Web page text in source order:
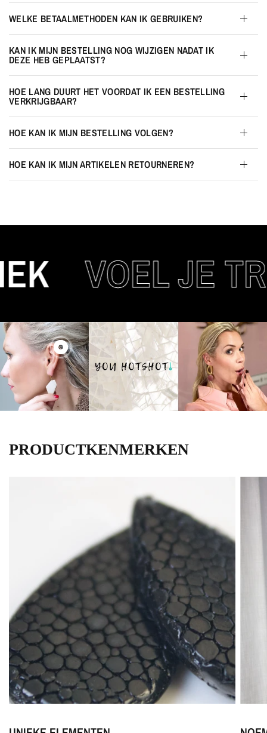
WELKE BETAALMETHODEN KAN IK GEBRUIKEN?
KAN IK MIJN BESTELLING NOG WIJZIGEN NADAT IK
DEZE HEB GEPLAATST?
HOE LANG DUURT HET VOORDAT IK EEN BESTELLING
VERKRIJGBAAR?
HOE KAN IK MIJN BESTELLING VOLGEN?
HOE KAN IK MIJN ARTIKELEN RETOURNEREN?
VOEL JE
PRODUCTKENMERKEN